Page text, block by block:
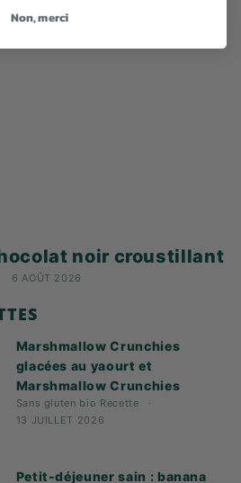
noir croustillant
6 AOÛT 2026
Marshmallow Crunchies
glacées au yaourt et
Marshmallow Crunchies
Sans gluten bio Recette
13 JUILLET 2026
Petit-déjeuner sain : banana
Non, merci